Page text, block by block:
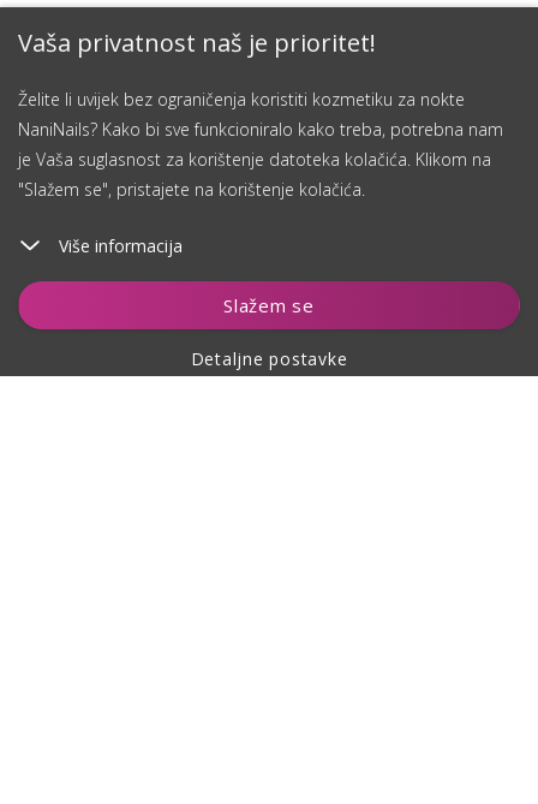
Vaša privatnost naš je prioritet!
Želite li uvijek bez ograničenja koristiti kozmetiku za nokte
NaniNails? Kako bi sve funkcioniralo kako treba, potrebna nam
je Vaša suglasnost za korištenje datoteka kolačića. Klikom na
"Slažem se", pristajete na korištenje kolačića.
Više informacija
Slažem se
Detaljne postavke
Dodaj u košaricu